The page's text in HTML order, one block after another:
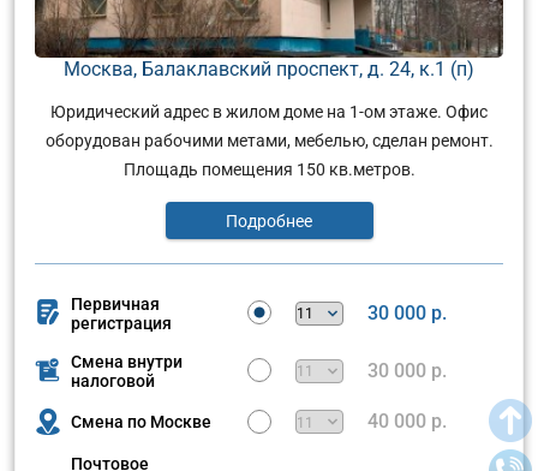
Москва, Балаклавский проспект, д. 24, к.1 (п)
Юридический адрес в жилом доме на 1-ом этаже. Офис
оборудован рабочими метами, мебелью, сделан ремонт.
Площадь помещения 150 кв.метров.
Подробнее
Первичная
регистрация
30 000 р.
Смена внутри
налоговой
30 000 р.
Смена по Москве 40 000 р.
Почтовое